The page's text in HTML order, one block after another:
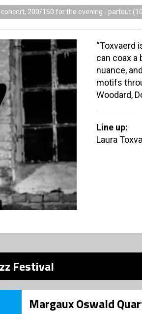
concert, 200/150 for the evening - partout
“Toxvaerd
can coax a
nuance,
motifs
Woodard,
Line up:
Laura
Festival
Margaux Oswald